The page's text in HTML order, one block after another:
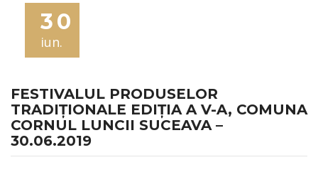
30
iun.
FESTIVALUL PRODUSELOR
TRADIȚIONALE EDIȚIA A V-A, COMUNA
CORNUL LUNCII SUCEAVA –
30.06.2019